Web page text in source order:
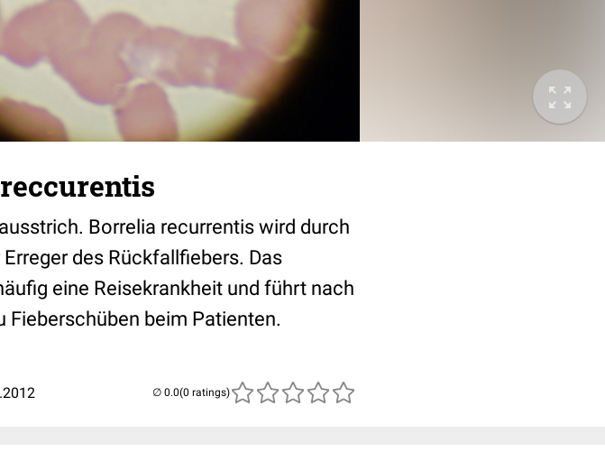
Borrelia recurrentis wird durch
des Rückfallfiebers. Das
eine Reisekrankheit und führt nach
beim Patienten.
(0 ratings)